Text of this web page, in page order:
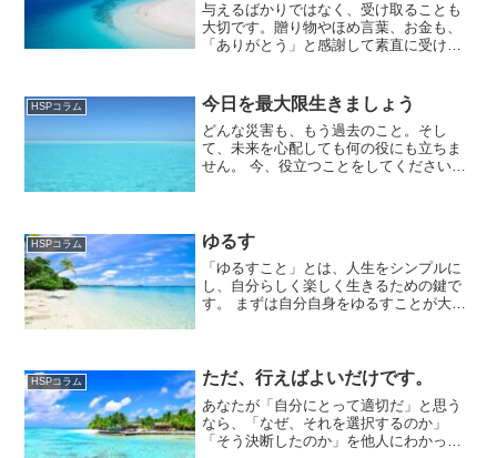
与えるばかりではなく、受け取ることも
大切です。贈り物やほめ言葉、お金も、
「ありがとう」と感謝して素直に受け取
らなければ、あとで必要な人にゆずった
り、募金すればよいのです...
HSPコラム 今日を最大限生きましょう
どんな災害も、もう過去のこと。そし
て、未来を心配しても何の役にも立ちま
せん。 今、役立つことをしてください。
同じように、ダメージを受...
HSPコラム ゆるす
「ゆるすこと」とは、人生をシンプルに
し、自分らしく楽しく生きるための鍵で
す。 まずは自分自身をゆるすことが大切
ば、他人をゆるすこと...
HSPコラム ただ、行えばよいだけです。
あなたが「自分にとって適切だ」と思う
なら、「なぜ、それを選択するのか」
「そう決断したのか」を他人にわかって